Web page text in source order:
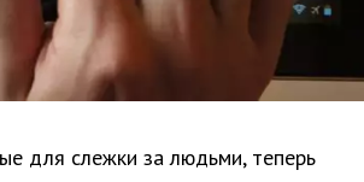
для слежки за людьми, теперь